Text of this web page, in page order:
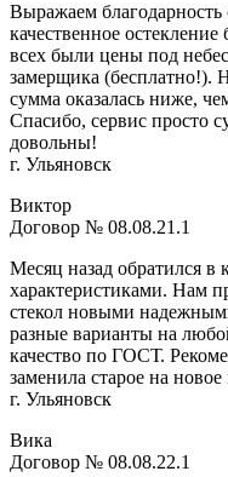
Выражаем благодарность
качественное
всех были цены под
замерщика (бесплатно!).
сумма оказалась ниже,
Спасибо, сервис просто
довольны!
г. Ульяновск
Виктор
Договор № 08.08.21.1
Месяц назад обратился
характеристиками. Нам
стекол новыми
разные варианты на
качество по ГОСТ.
заменила старое на
г. Ульяновск
Вика
Договор № 08.08.22.1